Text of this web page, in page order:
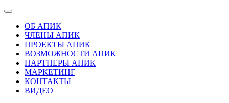
ОБ АПИК
ЧЛЕНЫ АПИК
ПРОЕКТЫ АПИК
ВОЗМОЖНОСТИ АПИК
ПАРТНЕРЫ АПИК
МАРКЕТИНГ
КОНТАКТЫ
ВИДЕО